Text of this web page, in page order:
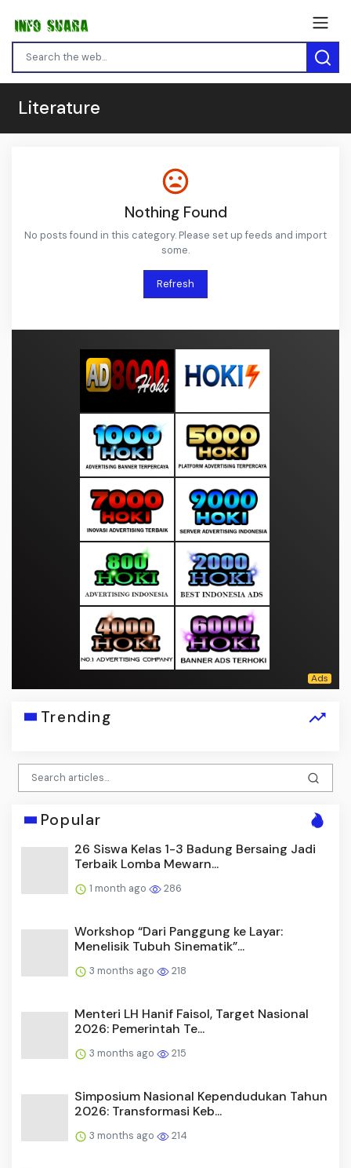
Literature
Nothing Found
No posts found in this category. Please set up feeds and import
some.
Refresh
Trending
Popular
26 Siswa Kelas 1-3 Badung Bersaing Jadi
Terbaik Lomba Mewarn...
1 month ago 286
Workshop “Dari Panggung ke Layar:
Menelisik Tubuh Sinematik”...
3 months ago 218
Menteri LH Hanif Faisol, Target Nasional
2026: Pemerintah Te...
3 months ago 215
Simposium Nasional Kependudukan Tahun
2026: Transformasi Keb...
3 months ago 214